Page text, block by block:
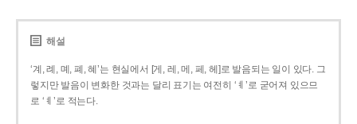
해설
‘계, 례, 몌, 폐, 혜’는 현실에서 [게, 레, 메, 페, 헤]로 발음되는 일이 있다. 그
렇지만 발음이 변화한 것과는 달리 표기는 여전히 ‘ㅖ’로 굳어져 있으므
로 ‘ㅖ’로 적는다.